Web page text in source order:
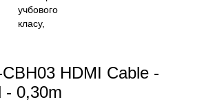
HDMI Cable -
- 0,30m